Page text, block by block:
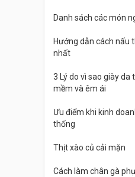
Danh sách các món
Hướng dẫn cách nấu
nhất
3 Lý do vì sao giày
mềm và êm ái
Ưu điểm khi kinh
thống
Thịt xào củ cải mặn
Cách làm chân gà